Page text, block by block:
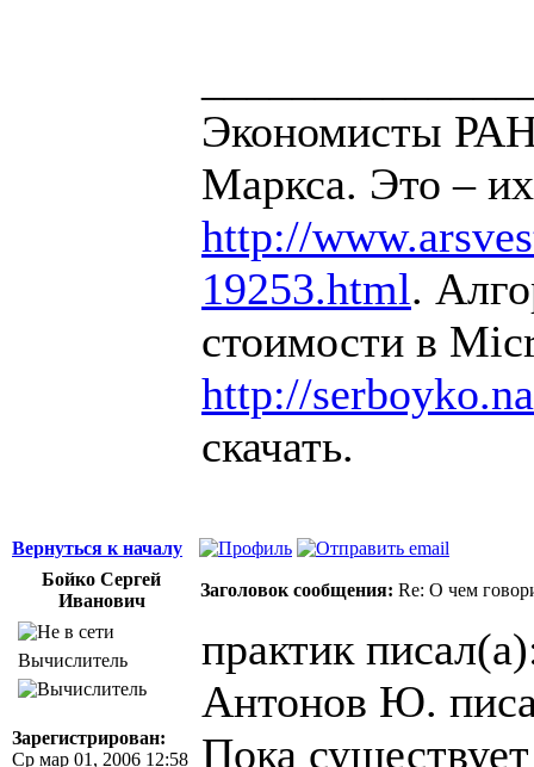
Экономисты
Маркса. Это –
http://
19253.html.
стоимости в
http://
скачать.
Вернуться к началу
Бойко Сергей
Иванович
Заголовок сообщения: Re: О чем
Вычислитель
Зарегистрирован:
Ср мар 01, 2006 12:58
практик
Антонов Ю.
Пока